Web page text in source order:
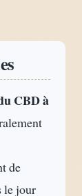
CBD à
de
le jour